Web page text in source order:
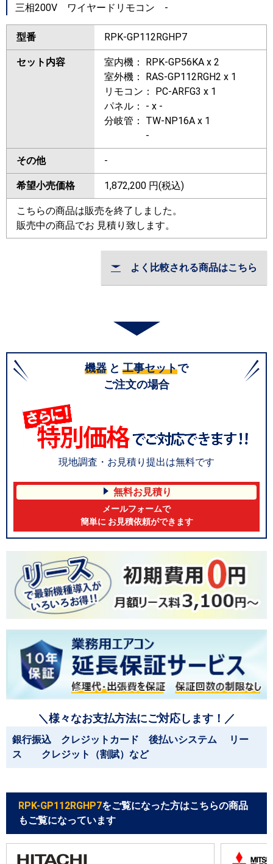
三相200V ワイヤードリモコン -
型番 RPK-GP112RGHP7
セット内容
室内機： RPK-GP56KA x 2
室外機： RAS-GP112RGH2 x 1
リモコン： PC-ARFG3 x 1
パネル： - x -
分岐管： TW-NP16A x 1
-
その他 -
希望小売価格 1,872,200 円(税込)
こちらの商品は販売を終了しました。
販売中の商品でお 見積り致します。
よく比較される商品はこちら
機器 と 工事セットで
ご注文の場合
現地調査・お見積り提出は無料です
無料お見積り
メールフォームで
簡単に お見積依頼ができます
＼様々なお支払方法にご対応します！／
銀行振込 クレジットカード 後払いシステム リー
ス クレジット（割賦）など
RPK-GP112RGHP7をご覧になった方はこちらの商品
もご覧になっています